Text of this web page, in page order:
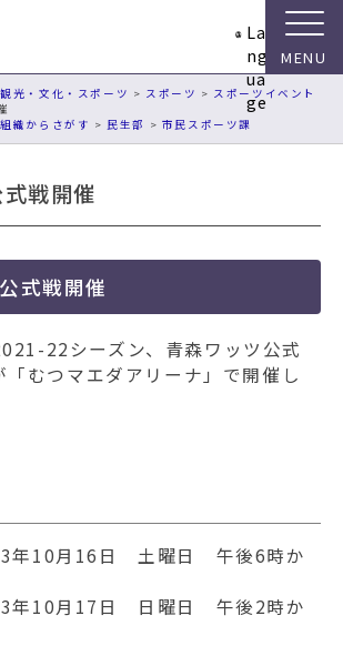
La
ng
ua
ge
観光・文化・スポーツ > スポーツ > スポーツイベント
組織からさがす > 民生部 > 市民スポーツ課
戦開催
式戦開催
22シーズン、青森ワッツ公式
むつマエダアリーナ」で開催し
年10月16日 土曜日 午後6時か
年10月17日 日曜日 午後2時か